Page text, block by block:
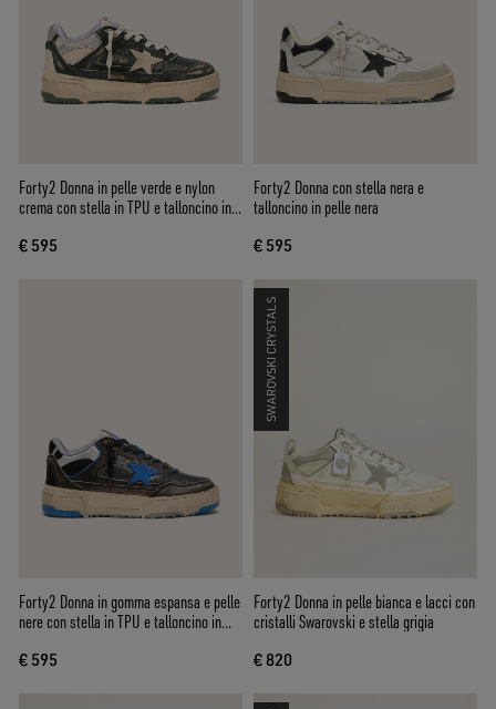
Forty2 Donna in pelle verde e nylon
crema con stella in TPU e talloncino in
€ 595
Forty2 Donna con stella nera e
talloncino in pelle nera
€ 595
Forty2 Donna in gomma espansa e pelle
nere con stella in TPU e talloncino in
€ 595
SWAROVSKI CRYSTALS
Forty2 Donna in pelle bianca e lacci con
cristalli Swarovski e stella grigia
€ 820